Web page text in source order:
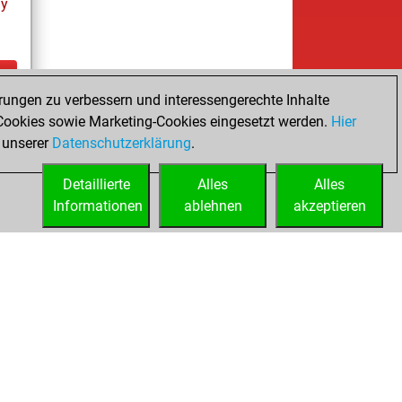
zu verbessern und interessengerechte Inhalte
sowie Marketing-Cookies eingesetzt werden. Hier
Datenschutzerklärung.
Alles
akzeptieren
Alles
ablehnen
Detaillierte
Informationen